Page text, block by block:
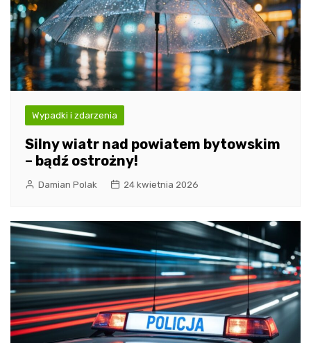
Wypadki i zdarzenia
Silny wiatr nad powiatem bytowskim
– bądź ostrożny!
Damian Polak 24 kwietnia 2026